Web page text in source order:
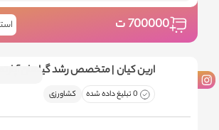
700000ت
ارین کیان | متخصص رشد گیاهان
0 تبلیغ داده شده کشاورزی